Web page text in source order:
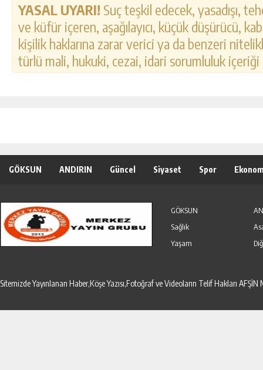
YASAL UYARI! Suç teşkil edecek, yasadışı,
ve küfür içeren, aşağılayıcı, küçük düşürücü,
kişilik haklarına zarar verici ya da benzeri
türlü mali, hukuki, cezai, idari sorumluluk
GÖKSUN ANDIRIN Güncel Siyaset Spor
GÖKSUN
Sağlık
Yaşam
Sitemizde Yayınlanan Haber,Köşe Yazısı,Fotoğraf ve Videoların Telif Hakları